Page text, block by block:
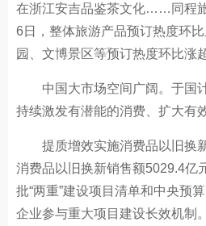
在浙江安吉品鉴茶文化……同程
6日，整体旅游产品预订热度环
园、文博景区等预订热度环比涨
中国大市场空间广阔。于国
持续激发有潜能的消费、扩大有
提质增效实施消费品以旧换
消费品以旧换新销售额5029.4亿
批“两重”建设项目清单和中央预
企业参与重大项目建设长效机制。